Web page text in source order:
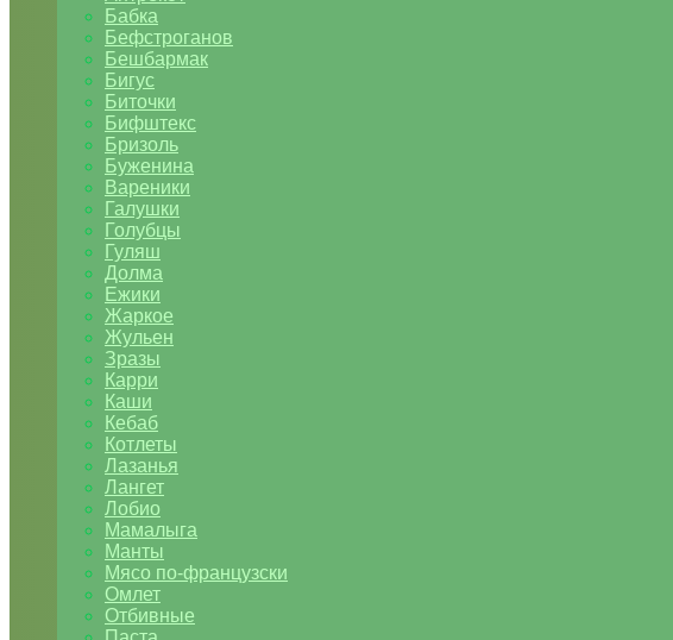
Бабка
Бефстроганов
Бешбармак
Бигус
Биточки
Бифштекс
Бризоль
Буженина
Вареники
Галушки
Голубцы
Гуляш
Долма
Ежики
Жаркое
Жульен
Зразы
Карри
Каши
Кебаб
Котлеты
Лазанья
Лангет
Лобио
Мамалыга
Манты
Мясо по-французски
Омлет
Отбивные